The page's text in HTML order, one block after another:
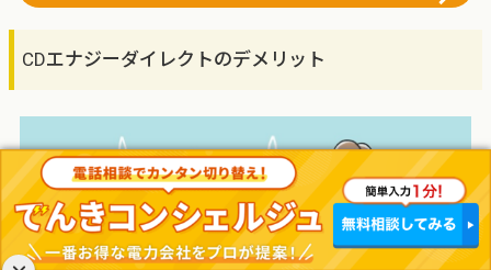
CDエナジーダイレクトのデメリット